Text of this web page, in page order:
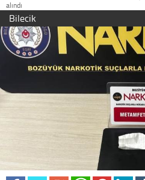
alındı
Bilecik